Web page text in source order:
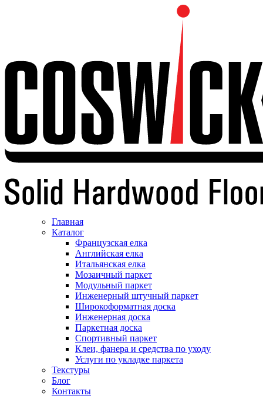
Главная
Каталог
Французская елка
Английская елка
Итальянская елка
Мозаичный паркет
Модульный паркет
Инженерный штучный паркет
Широкоформатная доска
Инженерная доска
Паркетная доска
Спортивный паркет
Клеи, фанера и средства по уходу
Услуги по укладке паркета
Текстуры
Блог
Контакты